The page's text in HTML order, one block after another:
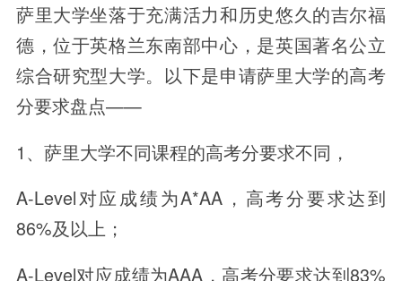
萨里大学坐落于充满活力和历史悠久的吉尔福
德，位于英格兰东南部中心，是英国著名公立
综合研究型大学。以下是申请萨里大学的高考
分要求盘点——
1、萨里大学不同课程的高考分要求不同，
A-Level对应成绩为A*AA，高考分要求达到
86%及以上；
A-Level对应成绩为AAA，高考分要求达到83%